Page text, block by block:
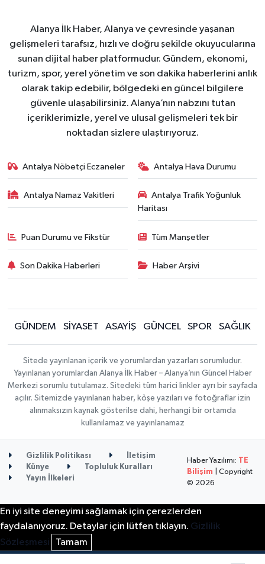
Alanya İlk Haber, Alanya ve çevresinde yaşanan
gelişmeleri tarafsız, hızlı ve doğru şekilde okuyucularına
sunan dijital haber platformudur. Gündem, ekonomi,
turizm, spor, yerel yönetim ve son dakika haberlerini anlık
olarak takip edebilir, bölgedeki en güncel bilgilere
güvenle ulaşabilirsiniz. Alanya’nın nabzını tutan
içeriklerimizle, yerel ve ulusal gelişmeleri tek bir
noktadan sizlere ulaştırıyoruz.
Antalya Nöbetçi Eczaneler Antalya Hava Durumu
Antalya Namaz Vakitleri
Antalya Trafik Yoğunluk
Haritası
Puan Durumu ve Fikstür Tüm Manşetler
Son Dakika Haberleri Haber Arşivi
GÜNDEM SİYASET ASAYİŞ GÜNCEL SPOR SAĞLIK
Sitede yayınlanan içerik ve yorumlardan yazarları sorumludur.
Yayınlanan yorumlardan Alanya İlk Haber – Alanya’nın Güncel Haber
Merkezi sorumlu tutulamaz. Sitedeki tüm harici linkler ayrı bir sayfada
açılır. Sitemizde yayınlanan haber, köşe yazıları ve fotoğraflar izin
alınmaksızın kaynak gösterilse dahi, herhangi bir ortamda
kullanılamaz ve yayınlanamaz
Gizlilik Politikası
İletişim
Künye
Topluluk Kuralları
Yayın İlkeleri
Haber Yazılımı:
TE
Bilişim | Copyright
© 2026
En iyi site deneyimi sağlamak için çerezlerden
faydalanıyoruz. Detaylar için lütfen tıklayın. Gizlilik
Sözleşmesi
Tamam